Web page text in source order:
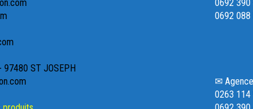
97480 ST JOSEPH
0692 390
0692 088
✉ Agence
0263 114